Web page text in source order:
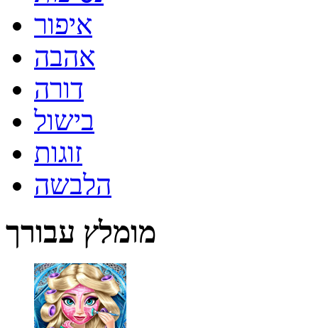
איפור
אהבה
דורה
בישול
זוגות
הלבשה
מומלץ עבורך